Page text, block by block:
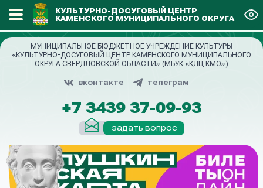
КУЛЬТУРНО-ДОСУГОВЫЙ ЦЕНТР
КАМЕНСКОГО МУНИЦИПАЛЬНОГО ОКРУГА
МУНИЦИПАЛЬНОЕ БЮДЖЕТНОЕ УЧРЕЖДЕНИЕ КУЛЬТУРЫ
«КУЛЬТУРНО-ДОСУГОВЫЙ ЦЕНТР КАМЕНСКОГО МУНИЦИПАЛЬНОГО
ОКРУГА СВЕРДЛОВСКОЙ ОБЛАСТИ» (МБУК «КДЦ КМО»)
вконтакте телеграм
+7 3439 37-09-93
задать вопрос